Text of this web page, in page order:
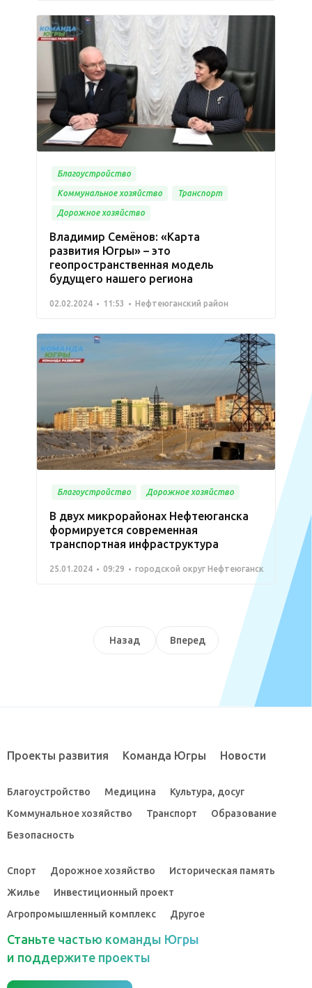
Благоустройство
Коммунальное хозяйство Транспорт
Дорожное хозяйство
Владимир Семёнов: «Карта
развития Югры» – это
геопространственная модель
будущего нашего региона
02.02.2024 11:53 Нефтеюганский район
Благоустройство Дорожное хозяйство
В двух микрорайонах Нефтеюганска
формируется современная
транспортная инфраструктура
25.01.2024 09:29 городской округ Нефтеюганск
Назад Вперед
Проекты развития Команда Югры Новости
Благоустройство Медицина
Культура, досуг
Коммунальное хозяйство
Транспорт
Образование
Безопасность
Спорт Дорожное хозяйство
Историческая память
Жилье
Инвестиционный проект
Агропромышленный комплекс
Другое
Станьте частью команды Югры
и поддержите проекты